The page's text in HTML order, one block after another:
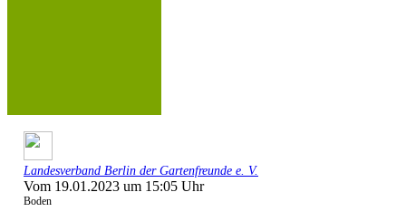
Landesverband Berlin der Gartenfreunde e. V.
Vom 19.01.2023 um 15:05 Uhr
Boden